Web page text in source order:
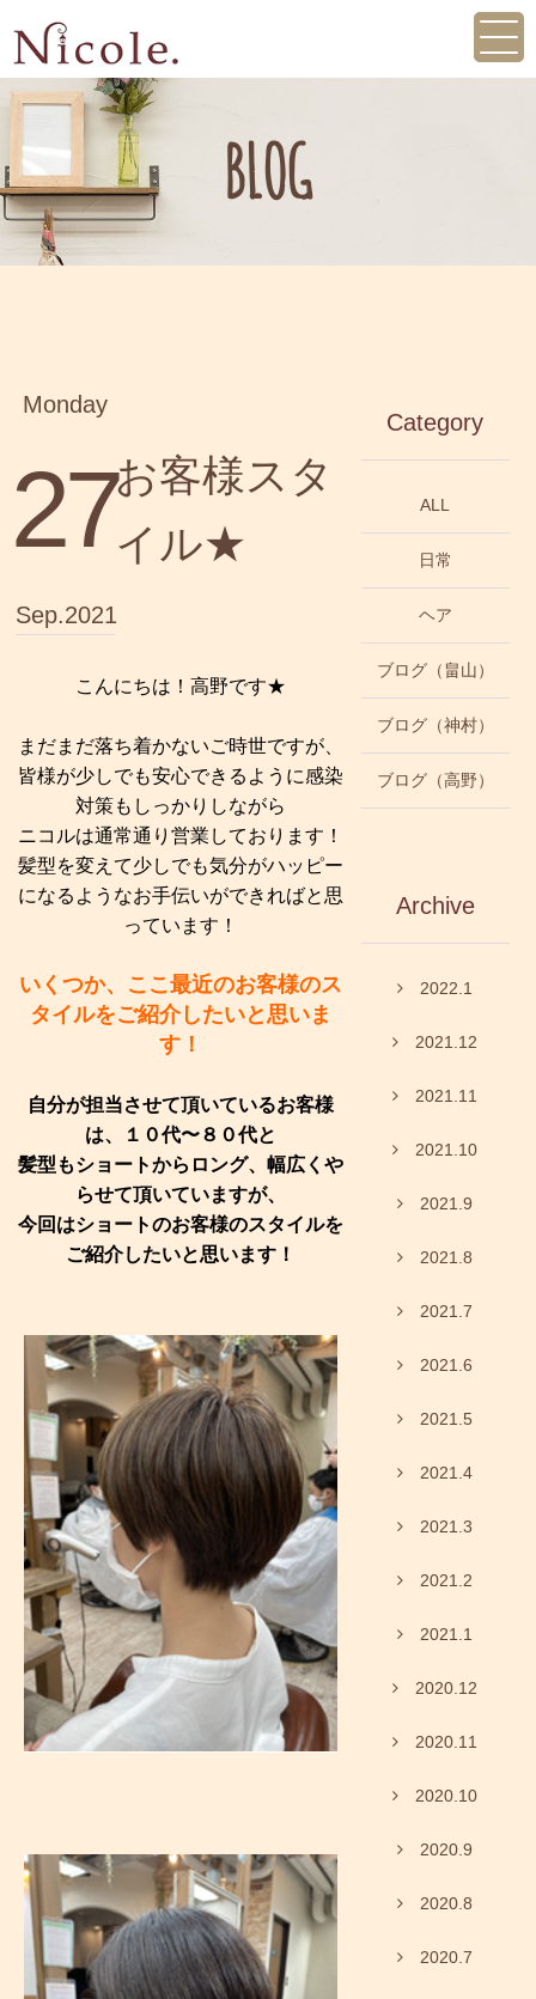
CONCEPT STYLE GALLERY
SALON INFO
BLOG
BLOG
Monday
27
Sep.2021
お客様スタ
イル★
こんにちは！高野です★
まだまだ落ち着かないご時世ですが、
皆様が少しでも安心できるように感染
対策もしっかりしながら
ニコルは通常通り営業しております！
髪型を変えて少しでも気分がハッピー
になるようなお手伝いができればと思
っています！
いくつか、ここ最近のお客様のス
タイルをご紹介したいと思いま
す！
自分が担当させて頂いているお客様
は、１０代〜８０代と
髪型もショートからロング、幅広くや
らせて頂いていますが、
今回はショートのお客様のスタイルを
ご紹介したいと思います！
Category
ALL
日常
ヘア
ブログ（畠山）
ブログ（神村）
ブログ（高野）
Archive
2022.1
2021.12
2021.11
2021.10
2021.9
2021.8
2021.7
2021.6
2021.5
2021.4
2021.3
2021.2
2021.1
2020.12
2020.11
2020.10
2020.9
2020.8
2020.7